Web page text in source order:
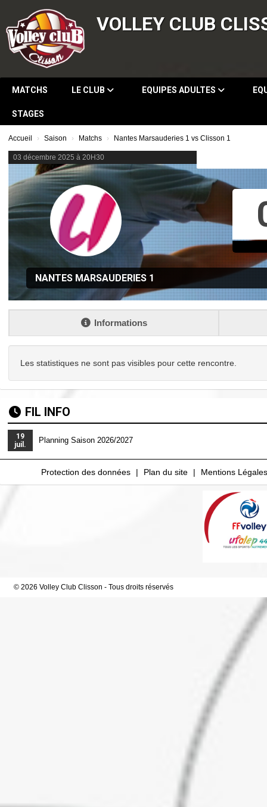
VOLLEY CLUB
MATCHS LE CLUB EQUIPES ADULTES
STAGES
Accueil Saison Matchs Nantes Marsauderies 1 vs Clisson 1
03 décembre 2025 à 20H30
NANTES MARSAUDERIES 1
Informations
Les statistiques ne sont pas visibles pour cette rencontre.
FIL INFO
19
juil.
Planning Saison 2026/2027
Protection des données Plan du site Mentions Légales
© 2026 Volley Club Clisson - Tous droits réservés